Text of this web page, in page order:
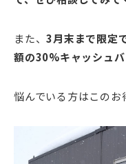
また、3月末まで限定
額の30%キャッシュ
悩んでいる方はこのお